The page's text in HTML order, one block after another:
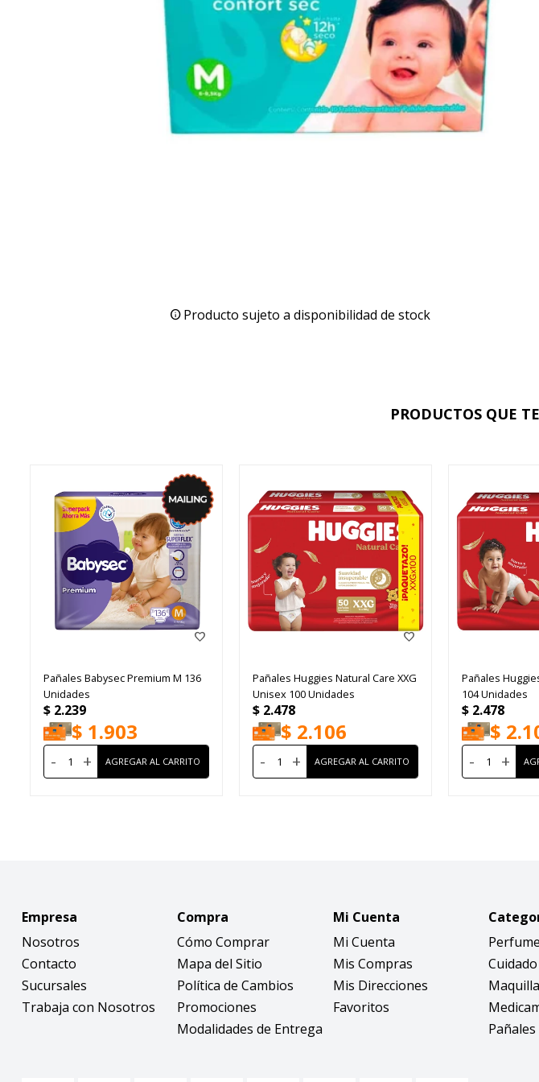
Producto sujeto a disponibilidad de stock
PRODUCTOS QUE
Pañales Babysec Premium M 136
Unidades
$ 2.239
$ 1.903
- +
Pañales Huggies Natural Care XXG
Unisex 100 Unidades
$ 2.478
$ 2.106
- +
Pañales
104 Unidades
$ 2.478
$
- +
Empresa
Nosotros
Contacto
Sucursales
Trabaja con Nosotros
Compra
Cómo Comprar
Mapa del Sitio
Política de Cambios
Promociones
Modalidades de Entrega
Mi Cuenta
Mi Cuenta
Mis Compras
Mis Direcciones
Favoritos
Pañales